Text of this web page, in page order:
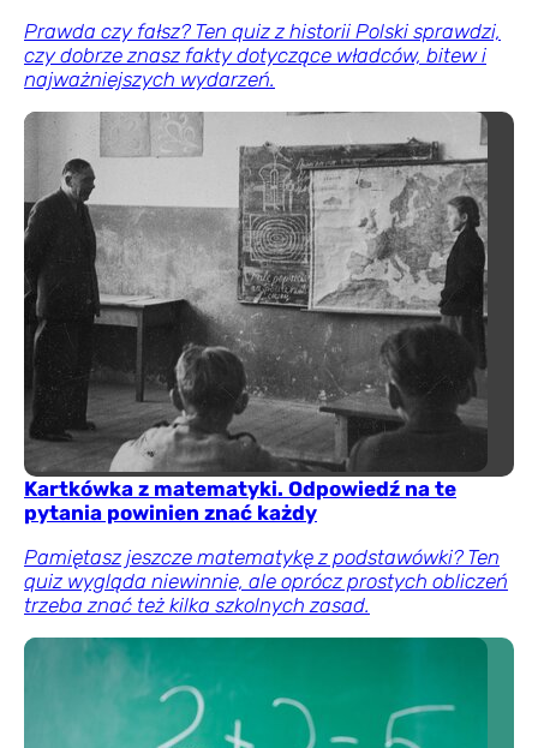
Prawda czy fałsz? Ten quiz z historii Polski sprawdzi,
czy dobrze znasz fakty dotyczące władców, bitew i
najważniejszych wydarzeń.
Kartkówka z matematyki. Odpowiedź na te
pytania powinien znać każdy
Pamiętasz jeszcze matematykę z podstawówki? Ten
quiz wygląda niewinnie, ale oprócz prostych obliczeń
trzeba znać też kilka szkolnych zasad.